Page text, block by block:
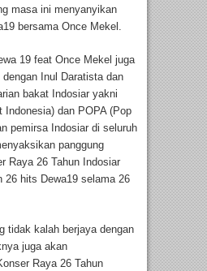
masa ini menyanyikan
bersama Once Mekel.
19 feat Once Mekel juga
Inul Daratista dan
bakat Indosiar yakni
Indonesia) dan POPA (Pop
pemirsa Indosiar di seluruh
panggung
Raya 26 Tahun Indosiar
26 hits Dewa19 selama 26
tidak kalah berjaya dengan
juga akan
Raya 26 Tahun